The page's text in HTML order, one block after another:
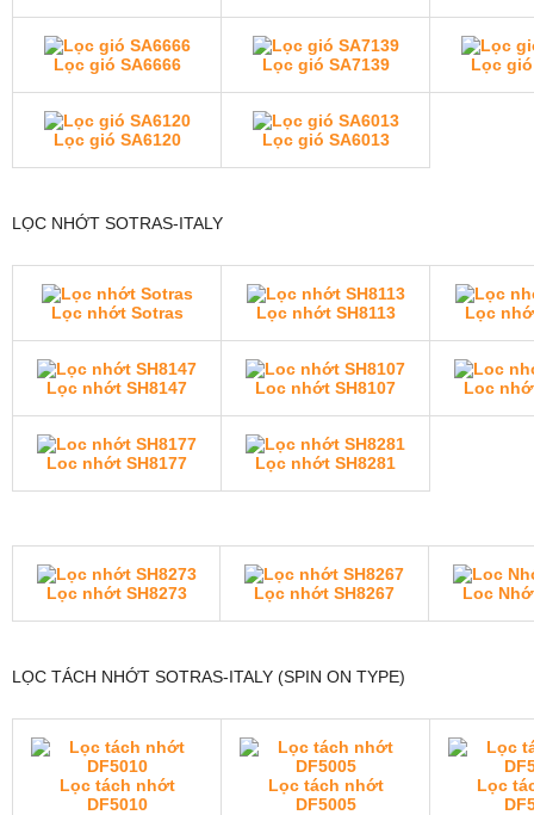
Lọc gió SA6666 Lọc gió SA7139 Lọc gió
Lọc gió SA6120 Lọc gió SA6013
LỌC NHỚT SOTRAS-ITALY
Lọc nhớt Sotras Lọc nhớt SH8113 Lọc
Lọc nhớt SH8147 Loc nhớt SH8107 Loc
Loc nhớt SH8177 Lọc nhớt SH8281
Lọc nhớt SH8273 Lọc nhớt SH8267 Loc
LỌC TÁCH NHỚT SOTRAS-ITALY (SPIN ON TYPE)
Lọc tách nhớt
DF5010
Lọc tách nhớt
DF5005
Lọc